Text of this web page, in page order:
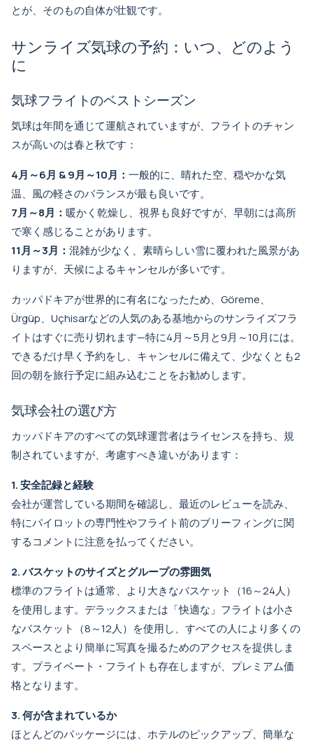
とが、そのもの自体が壮観です。
サンライズ気球の予約：いつ、どのよう
に
気球フライトのベストシーズン
気球は年間を通じて運航されていますが、フライトのチャン
スが高いのは春と秋です：
4月～6月 & 9月～10月： 一般的に、晴れた空、穏やかな気
温、風の軽さのバランスが最も良いです。
7月～8月： 暖かく乾燥し、視界も良好ですが、早朝には高所
で寒く感じることがあります。
11月～3月： 混雑が少なく、素晴らしい雪に覆われた風景があ
りますが、天候によるキャンセルが多いです。
カッパドキアが世界的に有名になったため、Göreme、
Ürgüp、Uçhisarなどの人気のある基地からのサンライズフラ
イトはすぐに売り切れます—特に4月～5月と9月～10月には。
できるだけ早く予約をし、キャンセルに備えて、少なくとも2
回の朝を旅行予定に組み込むことをお勧めします。
気球会社の選び方
カッパドキアのすべての気球運営者はライセンスを持ち、規
制されていますが、考慮すべき違いがあります：
1. 安全記録と経験
会社が運営している期間を確認し、最近のレビューを読み、
特にパイロットの専門性やフライト前のブリーフィングに関
するコメントに注意を払ってください。
2. バスケットのサイズとグループの雰囲気
標準のフライトは通常、より大きなバスケット（16～24人）
を使用します。デラックスまたは「快適な」フライトは小さ
なバスケット（8～12人）を使用し、すべての人により多くの
スペースとより簡単に写真を撮るためのアクセスを提供しま
す。プライベート・フライトも存在しますが、プレミアム価
格となります。
3. 何が含まれているか
ほとんどのパッケージには、ホテルのピックアップ、簡単な